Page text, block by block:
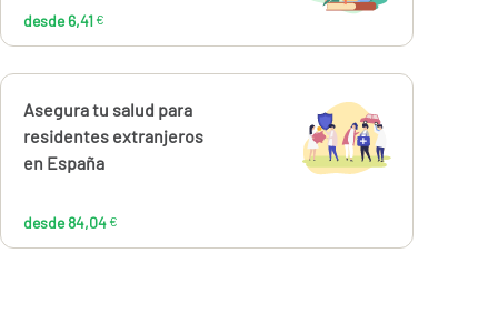
desde 6,41 €
Calcúlalo ahora
Asegura tu salud para
residentes extranjeros
en España
desde 84,04 €
84,04€